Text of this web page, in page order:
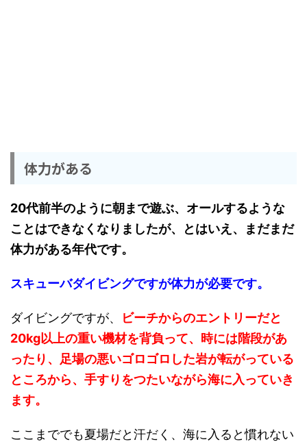
体力がある
20代前半のように朝まで遊ぶ、オールするような
ことはできなくなりましたが、とはいえ、まだまだ
体力がある年代です。
スキューバダイビングですが体力が必要です。
ダイビングですが、
ビーチからのエントリーだと
20kg以上の重い機材を背負って、時には階段があ
ったり、足場の悪いゴロゴロした岩が転がっている
ところから、手すりをつたいながら海に入っていき
ます。
ここまででも夏場だと汗だく、海に入ると慣れない